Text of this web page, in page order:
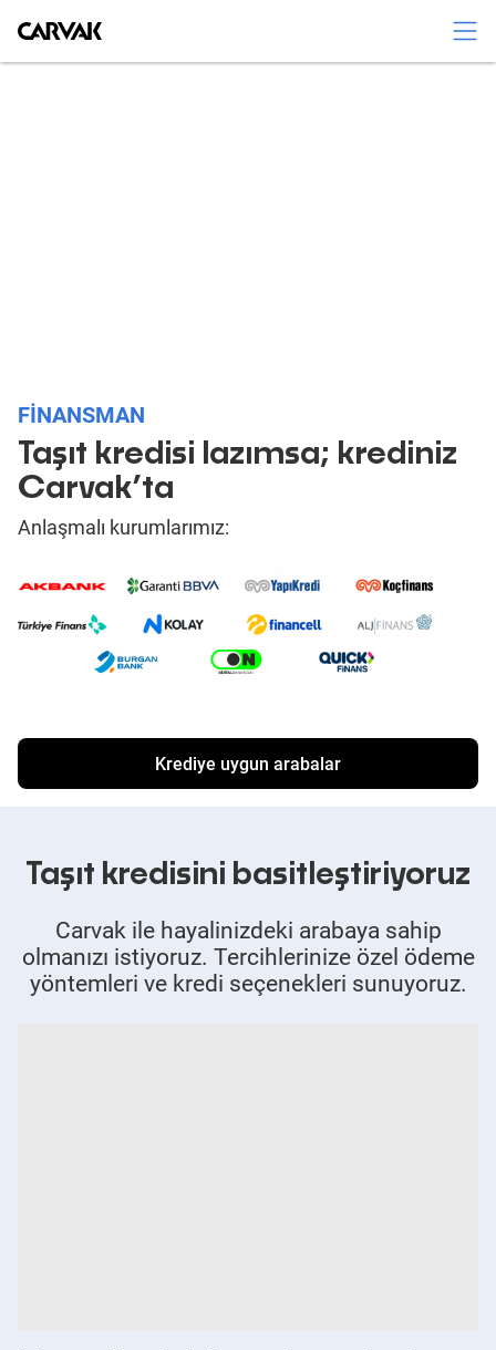
KAVAK
FINANSMAN
Taşıt kredisi lazımsa; krediniz
Carvak’ta
Anlaşmalı kurumlarımız:
Krediye uygun arabalar
Taşıt kredisini basitleştiriyoruz
Carvak ile hayalinizdeki arabaya sahip
olmanızı istiyoruz. Tercihlerinize özel ödeme
yöntemleri ve kredi seçenekleri sunuyoruz.